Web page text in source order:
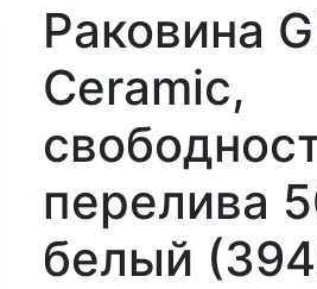
Раковина
Ceramic,
перелива
белый